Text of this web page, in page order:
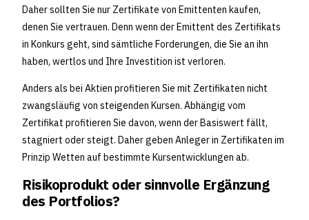
Daher sollten Sie nur Zertifikate von Emittenten kaufen,
denen Sie vertrauen. Denn wenn der Emittent des Zertifikats
in Konkurs geht, sind sämtliche Forderungen, die Sie an ihn
haben, wertlos und Ihre Investition ist verloren.
Anders als bei Aktien profitieren Sie mit Zertifikaten nicht
zwangsläufig von steigenden Kursen. Abhängig vom
Zertifikat profitieren Sie davon, wenn der Basiswert fällt,
stagniert oder steigt. Daher geben Anleger in Zertifikaten im
Prinzip Wetten auf bestimmte Kursentwicklungen ab.
Risikoprodukt oder sinnvolle Ergänzung
des Portfolios?